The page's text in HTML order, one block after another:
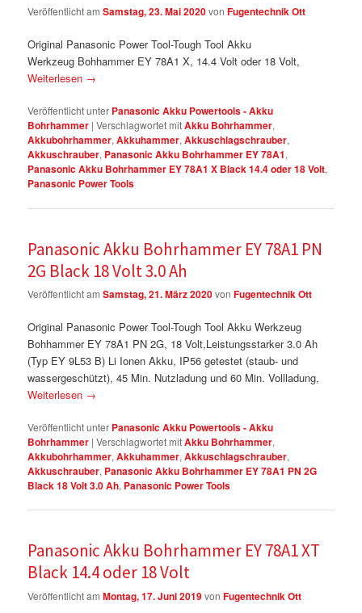
Veröffentlicht amSamstag, 23. Mai 2020vonFugentechnik Ott
Original Panasonic Power Tool-Tough Tool Akku
Werkzeug Bohhammer EY 78A1 X, 14.4 Volt oder 18 Volt,
Weiterlesen →
Veröffentlicht unter Panasonic Akku Powertools - Akku
Bohrhammer |Verschlagwortet mitAkku Bohrhammer,
Akkubohrhammer,Akkuhammer,Akkuschlagschrauber,
Akkuschrauber, Panasonic Akku Bohrhammer EY 78A1,
Panasonic Akku Bohrhammer EY 78A1 X Black 14.4 oder 18 Volt,
Panasonic Power Tools
Panasonic Akku Bohrhammer EY 78A1 PN
2G Black 18 Volt 3.0 Ah
Veröffentlicht amSamstag, 21. März 2020vonFugentechnik Ott
Original Panasonic Power Tool-Tough Tool Akku Werkzeug
Bohhammer EY 78A1 PN 2G, 18 Volt,Leistungsstarker 3.0 Ah
(Typ EY 9L53 B) Li Ionen Akku, IP56 getestet (staub- und
wassergeschützt), 45 Min. Nutzladung und 60 Min. Vollladung,
Weiterlesen →
Veröffentlicht unter Panasonic Akku Powertools - Akku
Bohrhammer |Verschlagwortet mitAkku Bohrhammer,
Akkubohrhammer,Akkuhammer,Akkuschlagschrauber,
Akkuschrauber, Panasonic Akku Bohrhammer EY 78A1 PN 2G
Black 18 Volt 3.0 Ah, Panasonic Power Tools
Panasonic Akku Bohrhammer EY 78A1 XT
Black 14.4 oder 18 Volt
Veröffentlicht amMontag, 17. Juni 2019vonFugentechnik Ott